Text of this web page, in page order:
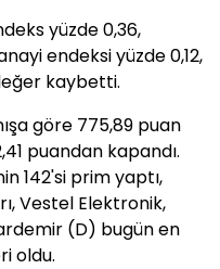
yüzde 0,36,
endeksi yüzde 0,12,
kaybetti.
göre 775,89 puan
puandan kapandı.
142'si prim yaptı,
Vestel Elektronik,
(D) bugün en
oldu.